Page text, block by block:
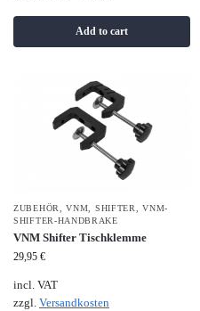
Add to cart
ZUBEHÖR,VNM, SHIFTER,VNM-
SHIFTER-HANDBRAKE
VNM Shifter Tischklemme
29,95 €
incl. VAT
zzgl. Versandkosten